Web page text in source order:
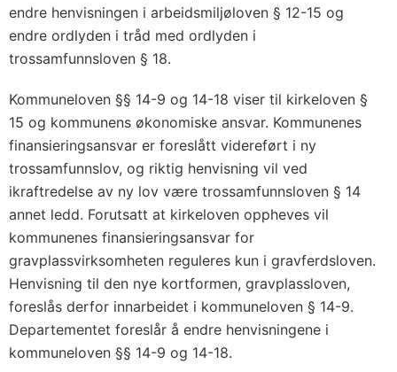
endre henvisningen i arbeidsmiljøloven § 12-15 og
endre ordlyden i tråd med ordlyden i
trossamfunnsloven § 18.
Kommuneloven §§ 14-9 og 14-18 viser til kirkeloven §
15 og kommunens økonomiske ansvar. Kommunenes
finansieringsansvar er foreslått videreført i ny
trossamfunnslov, og riktig henvisning vil ved
ikraftredelse av ny lov være trossamfunnsloven § 14
annet ledd. Forutsatt at kirkeloven oppheves vil
kommunenes finansieringsansvar for
gravplassvirksomheten reguleres kun i gravferdsloven.
Henvisning til den nye kortformen, gravplassloven,
foreslås derfor innarbeidet i kommuneloven § 14-9.
Departementet foreslår å endre henvisningene i
kommuneloven §§ 14-9 og 14-18.